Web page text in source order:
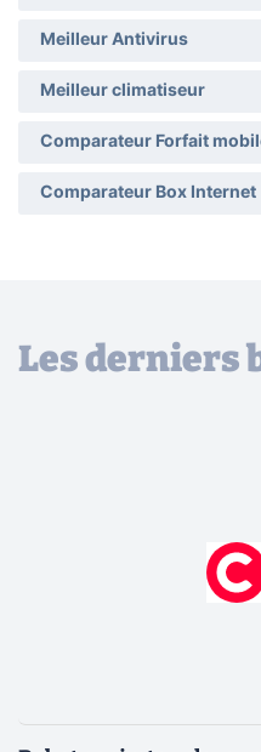
Meilleur Antivirus
Meilleur climatiseur
Comparateur Forfait
Comparateur Box Internet
Les derniers